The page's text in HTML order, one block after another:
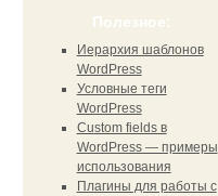
Полезное:
Иерархия шаблонов
WordPress
Условные теги
WordPress
Custom fields в
WordPress — примеры
использования
Плагины для работы с